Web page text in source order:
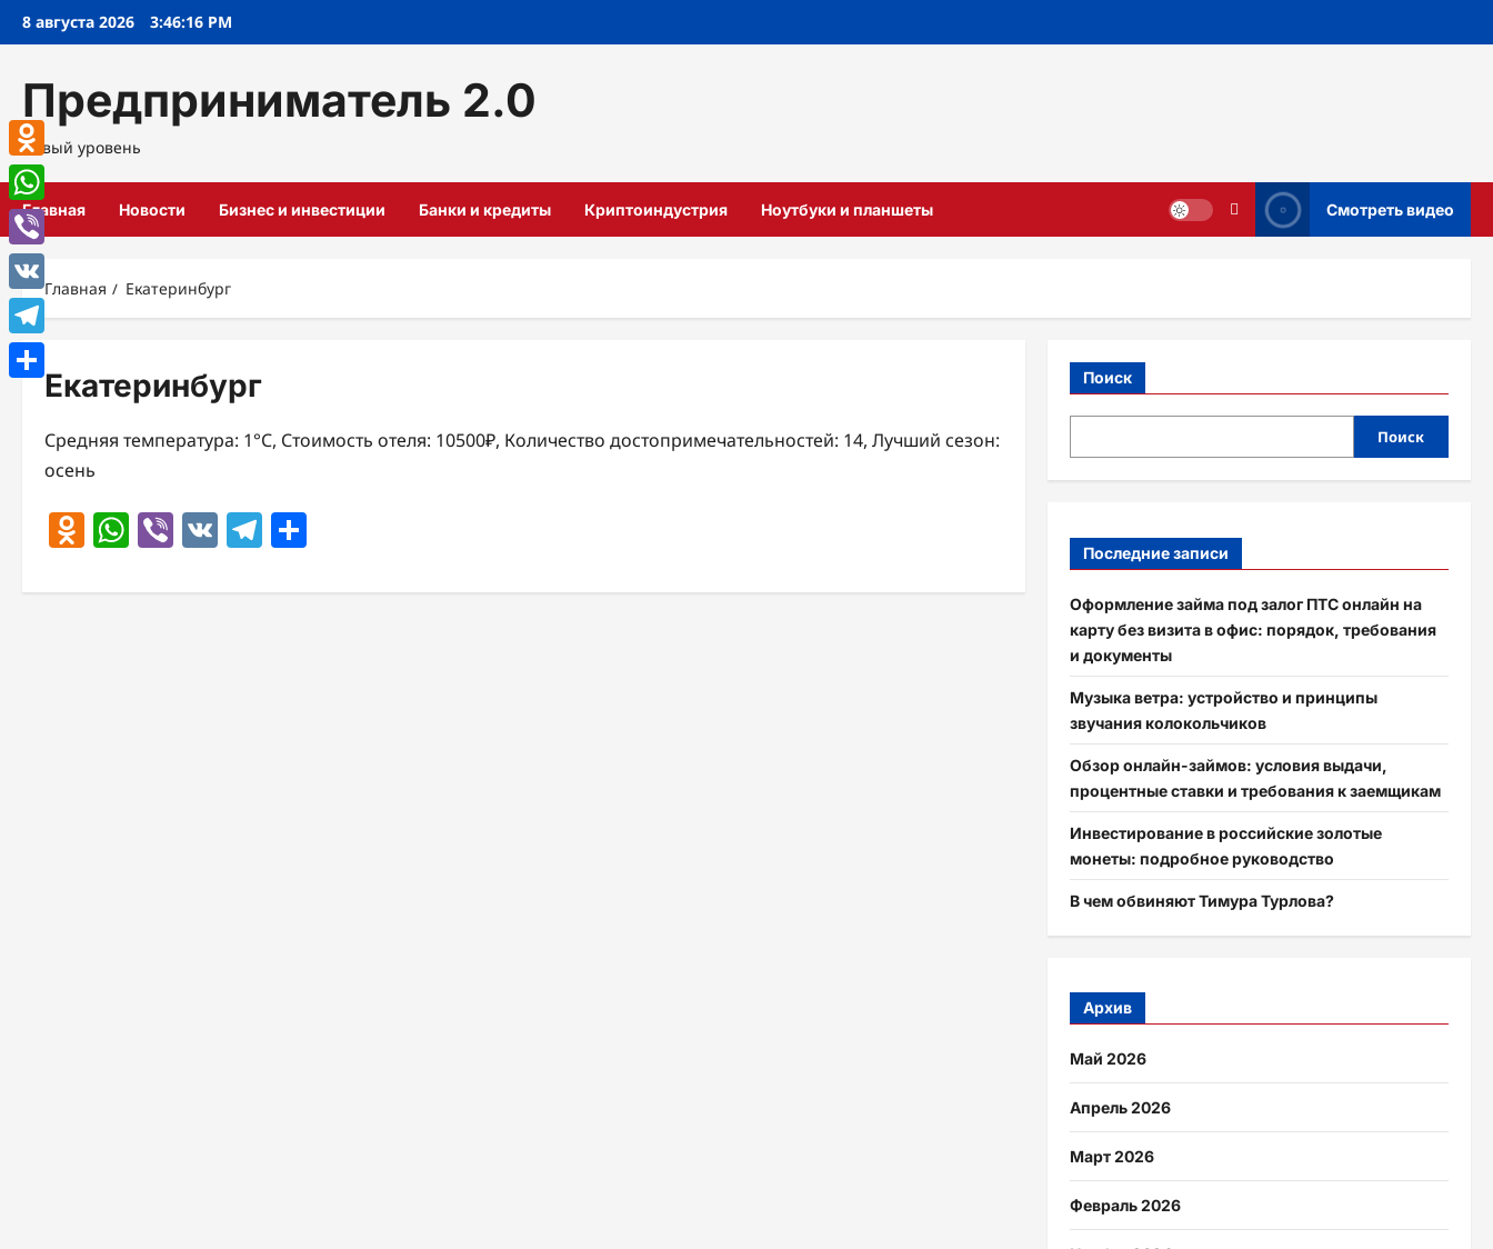
Перейти
8 августа 2026 3:46:17 PM
Предприниматель 2.0
Новый уровень
Главная Новости Бизнес и инвестиции Банки и кредиты Криптоиндустрия Ноутбуки и планшеты Смотреть видео
Главная Екатеринбург
Екатеринбург
Средняя температура: 1°C, Стоимость отеля: 10500₽, Количество достопримечательностей: 14, Лучший сезон:
осень
Odnoklassniki
WhatsApp
Viber
VK Telegram
Поиск
Поиск
Последние записи
Оформление займа под залог ПТС онлайн на
карту без визита в офис: порядок, требования
и документы
Музыка ветра: устройство и принципы
звучания колокольчиков
Обзор онлайн-займов: условия выдачи,
процентные ставки и требования к заемщикам
Инвестирование в российские золотые
монеты: подробное руководство
В чем обвиняют Тимура Турлова?
Архив
Май 2026
Апрель 2026
Март 2026
Февраль 2026
Odnoklassniki
WhatsApp
Viber
VK
Telegram
Отправить